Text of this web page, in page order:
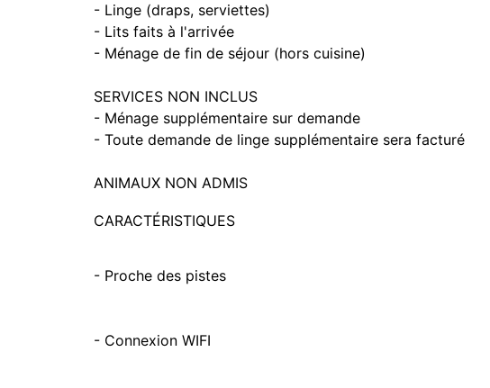
- Linge (draps, serviettes)
- Lits faits à l'arrivée
- Ménage de fin de séjour (hors cuisine)
SERVICES NON INCLUS
- Ménage supplémentaire sur demande
- Toute demande de linge supplémentaire sera facturé
ANIMAUX NON ADMIS
CARACTÉRISTIQUES
- Proche des pistes
- Connexion WIFI